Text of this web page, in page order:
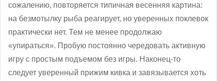
сожалению, повторяется типичная весенняя картина:
на безмотылку рыба реагирует, но уверенных поклевок
практически нет. Тем не менее продолжаю
«упираться». Пробую постоянно чередовать активную
игру с простым подъемом без игры. Наконец-то
следует уверенный прижим кивка и завязывается хоть